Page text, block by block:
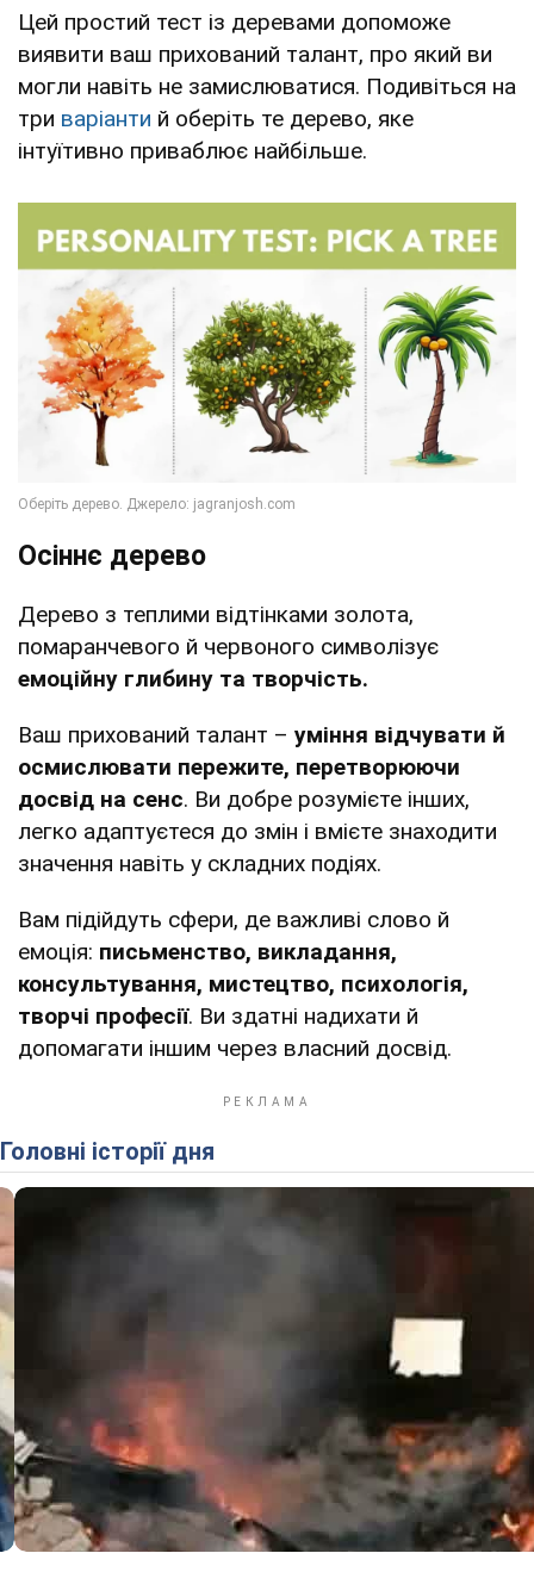
Цей простий тест із деревами допоможе
виявити ваш прихований талант, про який ви
могли навіть не замислюватися. Подивіться на
три варіанти й оберіть те дерево, яке
інтуїтивно приваблює найбільше.
Осіннє дерево
Дерево з теплими відтінками золота,
помаранчевого й червоного символізує
емоційну глибину та творчість.
Ваш прихований талант – уміння відчувати й
осмислювати пережите, перетворюючи
досвід на сенс. Ви добре розумієте інших,
легко адаптуєтеся до змін і вмієте знаходити
значення навіть у складних подіях.
Вам підійдуть сфери, де важливі слово й
емоція: письменство, викладання,
консультування, мистецтво, психологія,
творчі професії. Ви здатні надихати й
допомагати іншим через власний досвід.
Головні історії дня